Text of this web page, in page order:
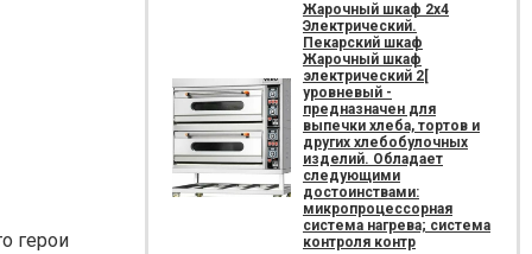
герои
Жарочный шкаф 2х4
Электрический.
Пекарский шкаф
Жарочный шкаф
электрический 2[
уровневый -
предназначен для
выпечки хлеба, тортов и
других хлебобулочных
изделий. Обладает
следующими
достоинствами:
микропроцессорная
система нагрева; система
контроля контр